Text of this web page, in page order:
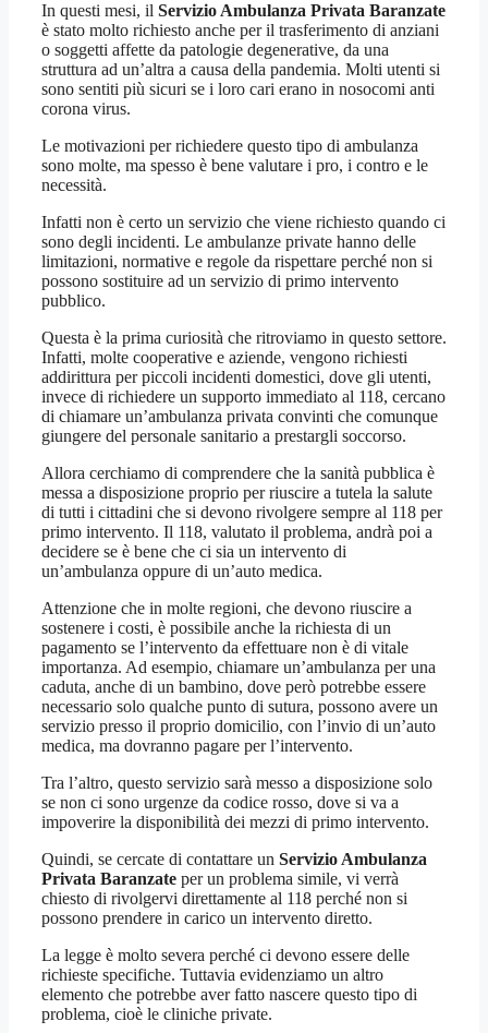
In questi mesi, il Servizio Ambulanza Privata Baranzate
è stato molto richiesto anche per il trasferimento di anziani
o soggetti affette da patologie degenerative, da una
struttura ad un’altra a causa della pandemia. Molti utenti si
sono sentiti più sicuri se i loro cari erano in nosocomi anti
corona virus.
Le motivazioni per richiedere questo tipo di ambulanza
sono molte, ma spesso è bene valutare i pro, i contro e le
necessità.
Infatti non è certo un servizio che viene richiesto quando ci
sono degli incidenti. Le ambulanze private hanno delle
limitazioni, normative e regole da rispettare perché non si
possono sostituire ad un servizio di primo intervento
pubblico.
Questa è la prima curiosità che ritroviamo in questo settore.
Infatti, molte cooperative e aziende, vengono richiesti
addirittura per piccoli incidenti domestici, dove gli utenti,
invece di richiedere un supporto immediato al 118, cercano
di chiamare un’ambulanza privata convinti che comunque
giungere del personale sanitario a prestargli soccorso.
Allora cerchiamo di comprendere che la sanità pubblica è
messa a disposizione proprio per riuscire a tutela la salute
di tutti i cittadini che si devono rivolgere sempre al 118 per
primo intervento. Il 118, valutato il problema, andrà poi a
decidere se è bene che ci sia un intervento di
un’ambulanza oppure di un’auto medica.
Attenzione che in molte regioni, che devono riuscire a
sostenere i costi, è possibile anche la richiesta di un
pagamento se l’intervento da effettuare non è di vitale
importanza. Ad esempio, chiamare un’ambulanza per una
caduta, anche di un bambino, dove però potrebbe essere
necessario solo qualche punto di sutura, possono avere un
servizio presso il proprio domicilio, con l’invio di un’auto
medica, ma dovranno pagare per l’intervento.
Tra l’altro, questo servizio sarà messo a disposizione solo
se non ci sono urgenze da codice rosso, dove si va a
impoverire la disponibilità dei mezzi di primo intervento.
Quindi, se cercate di contattare un Servizio Ambulanza
Privata Baranzate per un problema simile, vi verrà
chiesto di rivolgervi direttamente al 118 perché non si
possono prendere in carico un intervento diretto.
La legge è molto severa perché ci devono essere delle
richieste specifiche. Tuttavia evidenziamo un altro
elemento che potrebbe aver fatto nascere questo tipo di
problema, cioè le cliniche private.